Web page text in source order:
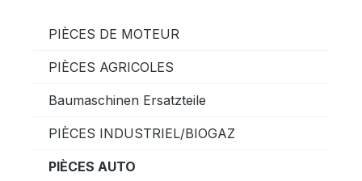
PIÈCES DE MOTEUR
PIÈCES AGRICOLES
Baumaschinen Ersatzteile
PIÈCES INDUSTRIEL/BIOGAZ
PIÈCES AUTO